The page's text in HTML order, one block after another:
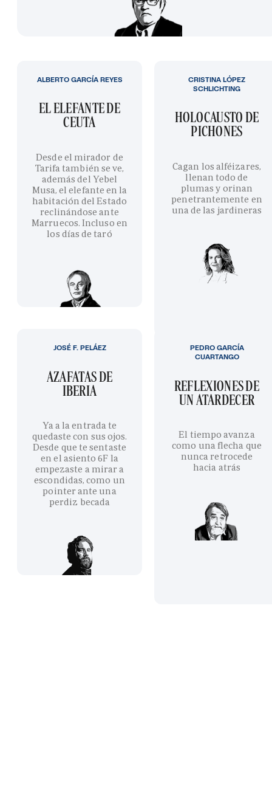
EL ELEFANTE DE
CEUTA
Desde el mirador de
Tarifa también se ve,
además del Yebel
Musa, el elefante en la
habitación del Estado
reclinándose ante
Marruecos. Incluso en
los días de taró
ALBERTO GARCÍA REYES
HOLOCAUSTO DE
PICHONES
Cagan los alféizares,
llenan todo de
plumas y orinan
penetrantemente en
una de las jardineras
CRISTINA LÓPEZ
SCHLICHTING
AZAFATAS DE
IBERIA
Ya a la entrada te
quedaste con sus ojos.
Desde que te sentaste
en el asiento 6F la
empezaste a mirar a
escondidas, como un
pointer ante una
perdiz becada
JOSÉ F. PELÁEZ
REFLEXIONES DE
UN ATARDECER
El tiempo avanza
como una flecha que
nunca retrocede
hacia atrás
PEDRO GARCÍA
CUARTANGO